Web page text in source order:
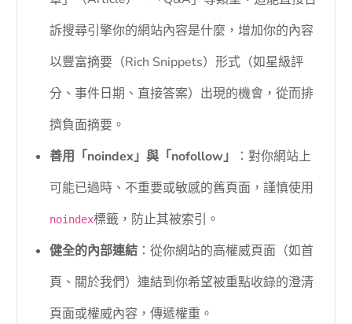
訴搜尋引擎你的網站內容是什麼，增加你的內容
以豐富摘要（Rich Snippets）形式（如星級評
分、事件日期、直接答案）出現的機會，從而排
擠負面摘要。
善用「noindex」與「nofollow」
：對你網站上
可能已過時、不重要或敏感的舊頁面，謹慎使用
noindex標籤，防止其被索引。
健全的內部連結 ：從你網站的高權威頁面（如首
頁、關於我們）連結到你希望被重點收錄的澄清
頁面或權威內容，傳遞權重。